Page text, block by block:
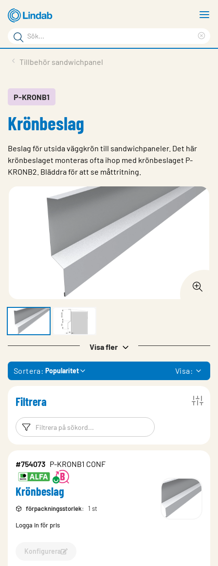
Hoppa
till
huvudinnehållet
Sökord
Sök
på
Service & Support
Hållbarhet
Kontakt
Choose languge
Tillbehör sandwichpanel
P-KRONB1
Krönbeslag
Beslag för utsida väggkrön till sandwichpaneler. Det här
krönbeslaget monteras ofta ihop med krönbeslaget P-
KRONB2​. Bläddra för att se måttritning.​
Visa fler
Sortera: Popularitet Visa:
Filtrera
Filtreringsord Filtrera
#754073 P-KRONB1 CONF
Krönbeslag
förpackningsstorlek: 1 st
Logga in för pris
Konfigurera
Konfigurera Krönbeslag-754073